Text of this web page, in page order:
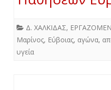
Δ. ΧΑΛΚΙΔΑΣ,
Μαρίνος, Εύβοιας, αγώνα,
υγεία